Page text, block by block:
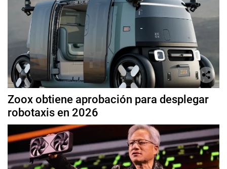
Zoox obtiene aprobación para desplegar
robotaxis en 2026